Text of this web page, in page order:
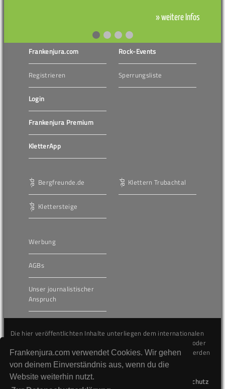
Frankenjura.com verwendet Cookies. Wir gehen
von deinem Einverständnis aus, wenn du die
Website weiterhin nutzt.
» weitere Infos
Frankenjura.com
Registrieren
Login
Frankenjura Premium
KletterApp
Rock-Events
Sperrungsliste
Bergfreunde.de
Klettersteige
Klettern Trubachtal
Werbung
AGBs
Unser journalistischer
Anspruch
Die hier veröffentlichten Inhalte unterliegen dem internationalen
Urheberrecht (Copyright) und dürfen nicht kopiert, verändert oder
unverändert wiederveröffentlicht werden. Gegen Verstöße werden
wir auf juristischem Wege vorgehen.
Datenschutz